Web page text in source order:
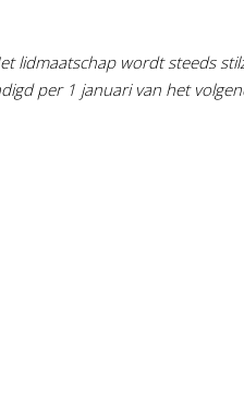
lidmaatschap wordt steeds
per 1 januari van het